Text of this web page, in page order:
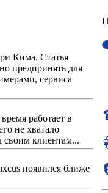
Кима. Статья
предпринять для
сервиса
работает в
не хватало
своим клиентам...
появился ближе